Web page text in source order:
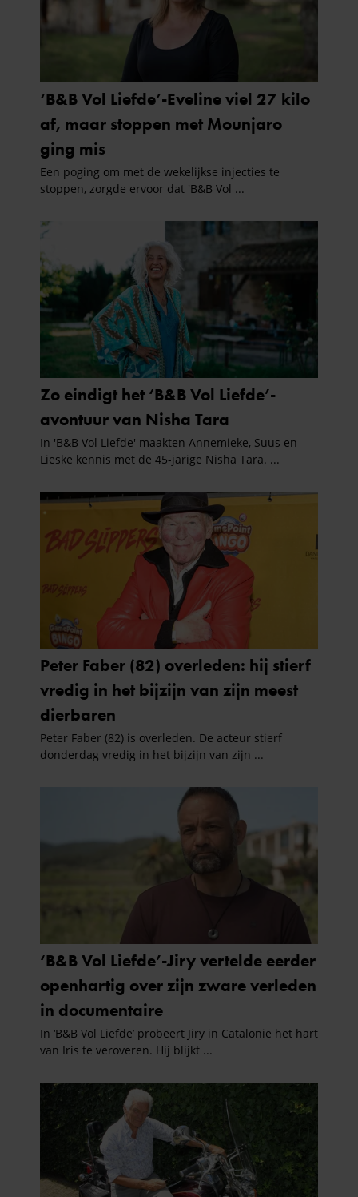
informatie over uw gebruik van onze site met onze
partners voor social media, adverteren en analyse. Deze
partners kunnen deze gegevens combineren met andere
informatie die u aan ze heeft verstrekt of die ze hebben
verzameld op basis van uw gebruik van hun services. U
gaat akkoord met onze cookies als u onze website blijft
gebruiken.